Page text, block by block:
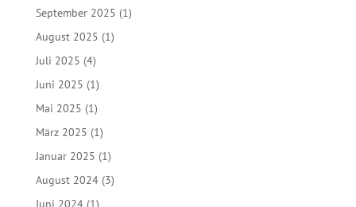
September 2025 (1)
August 2025 (1)
Juli 2025 (4)
Juni 2025 (1)
Mai 2025 (1)
März 2025 (1)
Januar 2025 (1)
August 2024(3)
Juni 2024(1)